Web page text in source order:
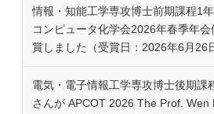
情報・知能工学専攻博士前期課程1
コンピュータ化学会2026年春季年
賞しました（受賞日：2026年6月26
電気・電子情報工学専攻博士後期課
さんが APCOT 2026 The Prof. Wen